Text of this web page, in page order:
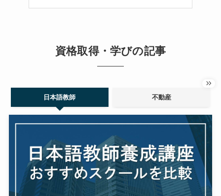
資格取得・学びの記事
日本語教師 不動産